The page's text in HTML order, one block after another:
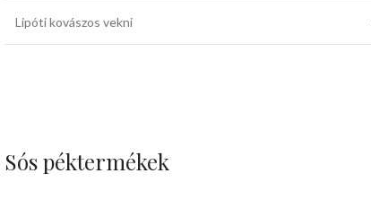
Lipóti kovászos vekni
Sós péktermékek